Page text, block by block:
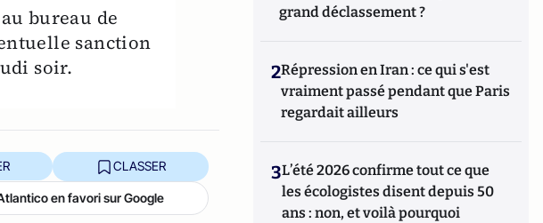
bureau de
sanction
soir.
CLASSER
en favori sur Google
grand déclassement ?
2Répression en Iran : ce qui s'est
vraiment passé pendant que Paris
regardait ailleurs
3L’été 2026 confirme tout ce que
les écologistes disent depuis 50
ans : non, et voilà pourquoi